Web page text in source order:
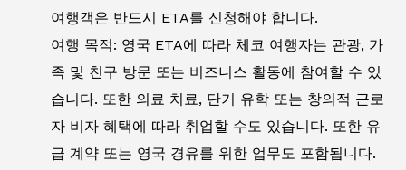
여행객은 반드시 ETA를 신청해야 합니다.
여행 목적: 영국 ETA에 따라 체코 여행자는 관광, 가
족 및 친구 방문 또는 비즈니스 활동에 참여할 수 있
습니다. 또한 의료 치료, 단기 유학 또는 창의적 근로
자 비자 혜택에 따라 취업할 수도 있습니다. 또한 유
급 계약 또는 영국 경유를 위한 업무도 포함됩니다.